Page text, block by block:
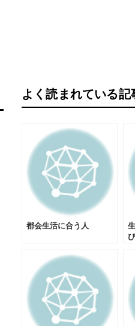
よく読まれている記
都会生活に合う人